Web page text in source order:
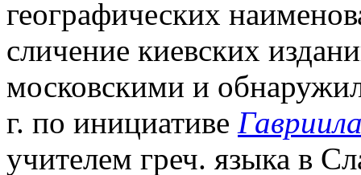
географических
сличение киевских
московскими и
г. по инициативе
учителем греч. языка в